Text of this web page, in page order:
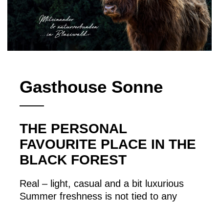
Gasthouse Sonne
THE PERSONAL
FAVOURITE PLACE IN THE
BLACK FOREST
Real – light, casual and a bit luxurious
Summer freshness is not tied to any